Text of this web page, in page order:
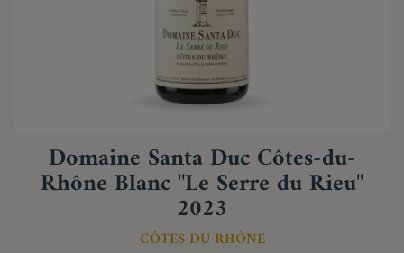
Domaine Santa Duc Côtes-du-
Rhône Blanc "Le Serre du Rieu"
2023
CÔTES DU RHÔNE